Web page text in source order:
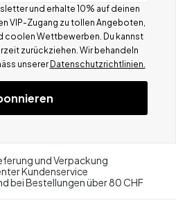
und erhalte 10% auf deinen
VIP-Zugang zu tollen Angeboten,
coolen Wettbewerben. Du kannst
zurückziehen. Wir behandeln
ss unserer Datenschutzrichtlinien.
und Verpackung
Kundenservice
bei Bestellungen über 80 CHF